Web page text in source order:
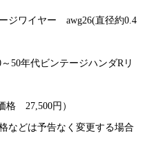
ジワイヤー awg26(直径約0.4
50年代ビンテージハンダRリ
格 27,500円）
などは予告なく変更する場合